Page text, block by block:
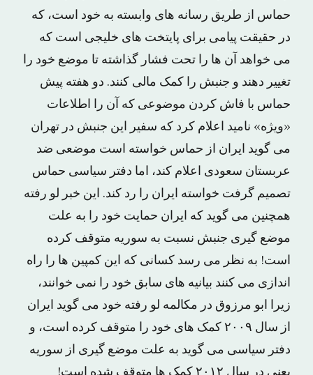
حماس از طریق رسانه های وابسته به خود است، که
در حقیقت پیامی برای پایتخت های خلیجی است که
می خواهد آن ها را تحت فشار گذاشته تا موضع خود را
تغییر دهند و جنبش را کمک مالی کنند. دو هفته پیش
حماس با فاش کردن موضوعی که آن را اطلاعات
«ویژه» نامید اعلام کرد که سفیر این جنبش در تهران
می گوید ایران از حماس خواسته است موضعی ضد
عربستان سعودی اعلام کند، اما دفتر سیاسی حماس
تصمیم گرفت خواسته ایران را رد کند. این خبر لو رفته
همچنین می گوید که ایران حمایت خود را به علت
موضع گیری جنبش نسبت به سوریه متوقف کرده
است! به نظر می رسد کسانی که این کمپین ها را راه
اندازی می کنند بیانیه های سابق خود را نمی خوانند،
زیرا ابو مرزوق در مکالمه لو رفته خود می گوید ایران
از سال ۲۰۰۹ کمک های خود را متوقف کرده است، و
دفتر سیاسی می گوید به علت موضع گیری از سوریه
یعنی در سال ۲۰۱۲ کمک ها متوقف شده است!